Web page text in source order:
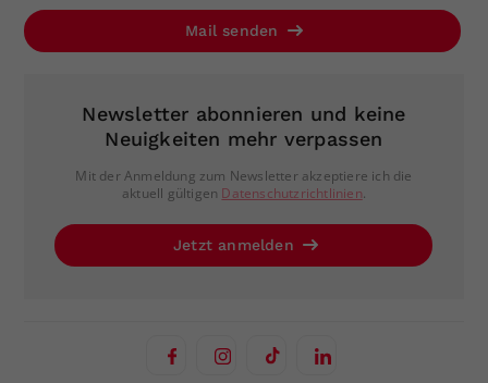
Mail senden
Newsletter abonnieren und keine
Neuigkeiten mehr verpassen
Mit der Anmeldung zum Newsletter akzeptiere ich die
aktuell gültigen Datenschutzrichtlinien.
Jetzt anmelden